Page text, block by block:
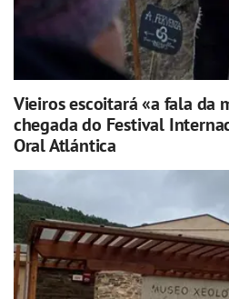
Vieiros escoitará «a fala da
chegada do Festival
Oral Atlántica